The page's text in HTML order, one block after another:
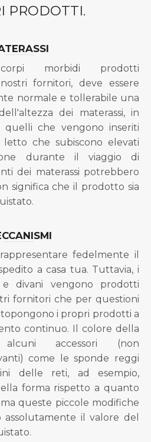
PRODOTTI.
morbidi prodotti
fornitori, deve essere
normale e tollerabile una
dei materassi, in
che vengono inseriti
che subiscono elevati
durante il viaggio di
dei materassi potrebbero
significa che il prodotto sia
fedelmente il
a casa tua. Tuttavia, i
divani vengono prodotti
fornitori che per questioni
i propri prodotti a
continuo. Il colore della
accessori (non
come le sponde reggi
delle reti, ad esempio,
forma rispetto a quanto
queste piccole modifiche
il valore del